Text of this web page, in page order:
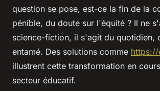
question se pose, est-ce la fin de la
pénible, du doute sur l'équité ? Il ne
science-fiction, il s'agit du quotidien,
entamé. Des solutions comme
illustrent cette transformation en
secteur éducatif.